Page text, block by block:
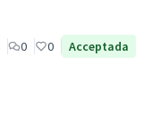
0 0 Acceptada